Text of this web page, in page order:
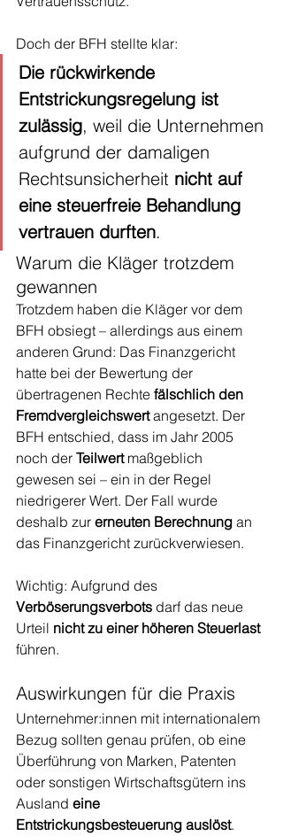
Doch der BFH stellte klar:
Die rückwirkende
Entstrickungsregelung ist
zulässig, weil die Unternehmen
aufgrund der damaligen
Rechtsunsicherheit nicht auf
eine steuerfreie Behandlung
vertrauen durften.
Warum die Kläger trotzdem
gewannen
Trotzdem haben die Kläger vor dem
BFH obsiegt – allerdings aus einem
anderen Grund: Das Finanzgericht
hatte bei der Bewertung der
übertragenen Rechte fälschlich den
Fremdvergleichswert angesetzt. Der
BFH entschied, dass im Jahr 2005
noch der Teilwert maßgeblich
gewesen sei – ein in der Regel
niedrigerer Wert. Der Fall wurde
deshalb zur erneuten Berechnung an
das Finanzgericht zurückverwiesen.
Wichtig: Aufgrund des
Verböserungsverbots darf das neue
Urteil nicht zu einer höheren Steuerlast
führen.
Auswirkungen für die Praxis
Unternehmer:innen mit internationalem
Bezug sollten genau prüfen, ob eine
Überführung von Marken, Patenten
oder sonstigen Wirtschaftsgütern ins
Ausland eine
Entstrickungsbesteuerung auslöst.